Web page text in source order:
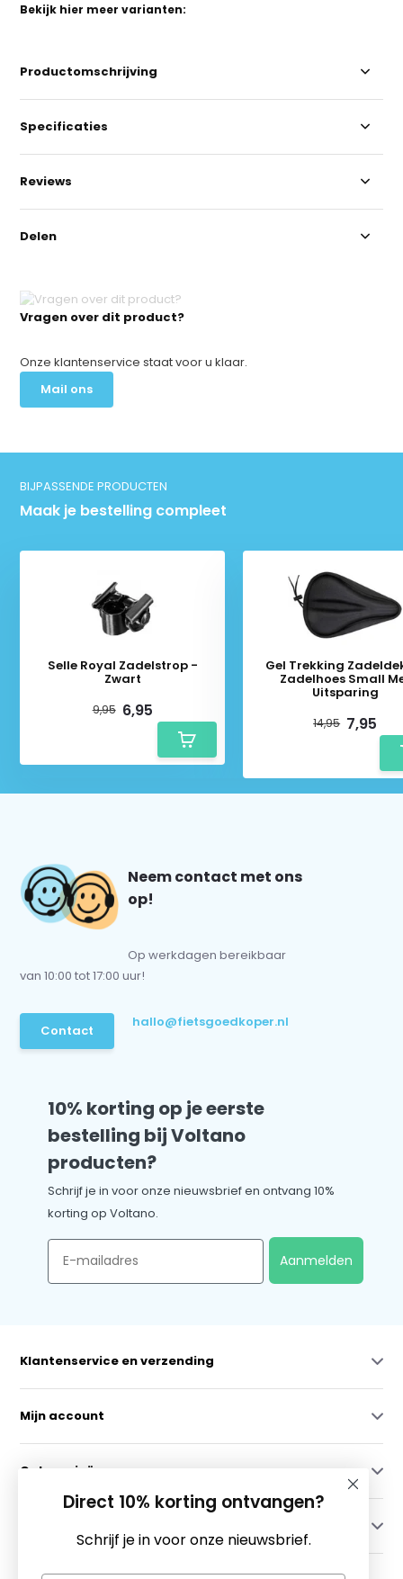
Bekijk hier meer varianten:
Vragen over dit product?
Onze klantenservice staat voor u klaar.
Mail ons
Productomschrijving
Specificaties
Reviews
Delen
BIJPASSENDE PRODUCTEN
Maak je bestelling compleet
Selle Royal Zadelstrop -
Zwart
9,95 6,95
Gel Trekking
Zadelhoes Small
Uitsparing
14,95 7,95
Neem contact met ons
op!
Op werkdagen bereikbaar
van 10:00 tot 17:00 uur!
Contact
hallo@fietsgoedkoper.nl
10% korting op je eerste
bestelling bij Voltano
producten?
Schrijf je in voor onze nieuwsbrief en ontvang 10%
korting op Voltano.
Email
Aanmelden
Klantenservice en verzending
Mijn account
Categorieën
Direct 10% korting ontvangen?
Schrijf je in voor onze nieuwsbrief.